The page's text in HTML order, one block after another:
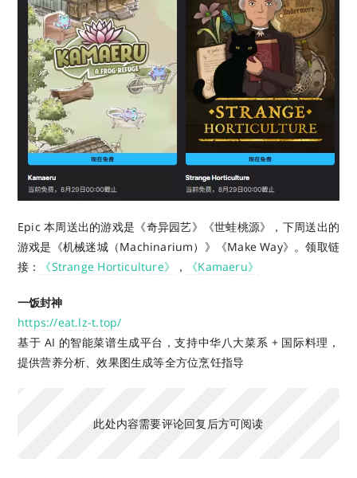
Epic 本周送出的游戏是《奇异园艺》《世蛙桃源》，下周送出的
游戏是《机械迷城（Machinarium）》《Make Way》。领取链
接：
《Strange Horticulture》 ， 《Kamaeru》
一饭封神
https://eat.lz-t.top/
基于 AI 的智能菜谱生成平台，支持中华八大菜系 + 国际料理，
提供营养分析、效果图生成等全方位烹饪指导
此处内容需要评论回复后方可阅读